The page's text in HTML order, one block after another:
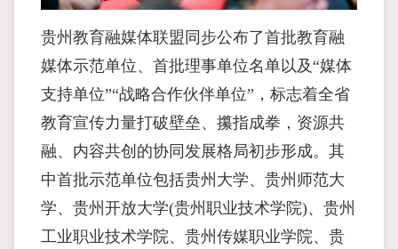
贵州教育融媒体联盟同步公布了首批教育融
媒体示范单位、首批理事单位名单以及“媒体
支持单位”“战略合作伙伴单位”，标志着全省
教育宣传力量打破壁垒、攥指成拳，资源共
融、内容共创的协同发展格局初步形成。其
中首批示范单位包括贵州大学、贵州师范大
学、贵州开放大学(贵州职业技术学院)、贵州
工业职业技术学院、贵州传媒职业学院、贵